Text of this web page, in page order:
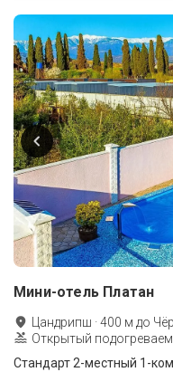
Мини-отель Платан
Цандрипш ·400 м до
Открытый
Стандарт 2-местный 1-